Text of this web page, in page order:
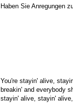
Haben Sie Anregungen
You're stayin' alive,
breakin' and everybody
stayin' alive, stayin'